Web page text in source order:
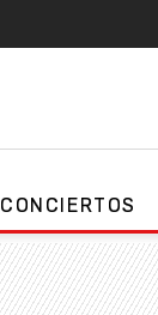
CONCIERTOS